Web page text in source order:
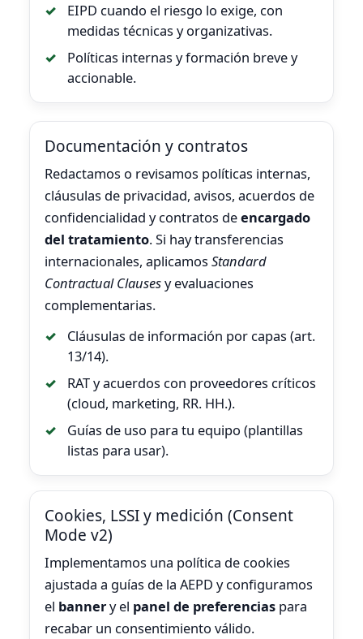
EIPD cuando el riesgo lo exige, con
medidas técnicas y organizativas.
Políticas internas y formación breve y
accionable.
Documentación y contratos
Redactamos o revisamos políticas internas,
cláusulas de privacidad, avisos, acuerdos de
confidencialidad y contratos deencargado
del tratamiento. Si hay transferencias
internacionales, aplicamos Standard
Contractual Clausesy evaluaciones
complementarias.
Cláusulas de información por capas (art.
13/14).
RAT y acuerdos con proveedores críticos
(cloud, marketing, RR. HH.).
Guías de uso para tu equipo (plantillas
listas para usar).
Cookies, LSSI y medición (Consent
Mode v2)
Implementamos una política de cookies
ajustada a guías de la AEPD y configuramos
el bannery el panel de preferencias para
recabar un consentimiento válido.